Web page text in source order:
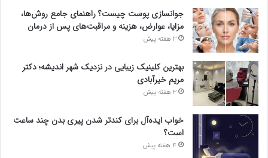
جوانسازی پوست چیست؟ راهنمای جامع روش‌ها،
مزایا، عوارض، هزینه و مراقبت‌های پس از درمان
3 هفته پیش
بهترین کلینیک زیبایی در نزدیک شهر اندیشه؛ دکتر
مریم خیرآبادی
3 هفته پیش
خواب ایده‌آل برای کندتر شدن پیری بدن چند ساعت
است؟
4 هفته پیش